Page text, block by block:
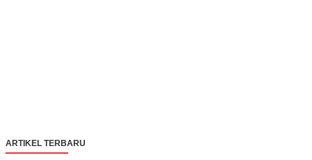
ARTIKEL TERBARU